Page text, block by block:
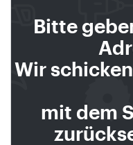
Bitte
Wir
mit dem